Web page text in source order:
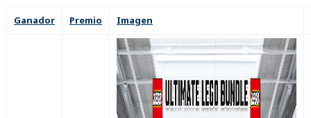
Ganador Premio Imagen